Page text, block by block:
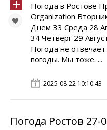
Погода в Ростове
Organization
Днем 33 Среда 28
34 Четверг 29
Погода не
погоды. Мы тоже. ...
2025-08-22 10:10:43
Погода Ростов 27-